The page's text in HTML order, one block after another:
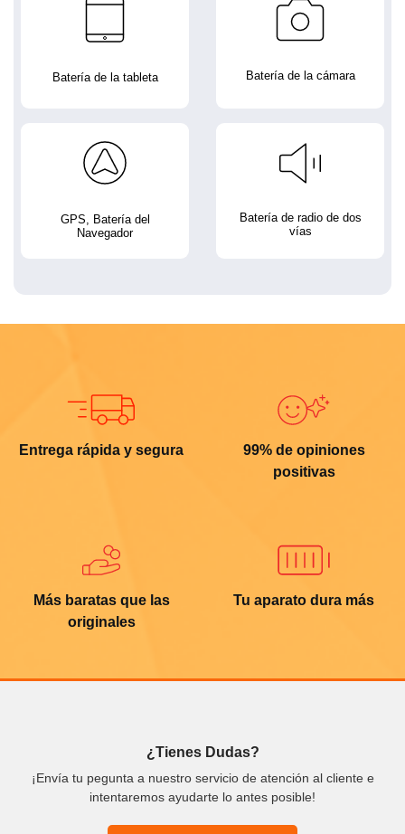
Batería de la tableta Batería de la cámara
GPS, Batería del
Navegador
Batería de radio de dos
vías
Entrega rápida y segura
99% de opiniones
positivas
Más baratas que las
originales
Tu aparato dura más
¿Tienes Dudas?
¡Envía tu pegunta a nuestro servicio de atención al cliente e
intentaremos ayudarte lo antes posible!